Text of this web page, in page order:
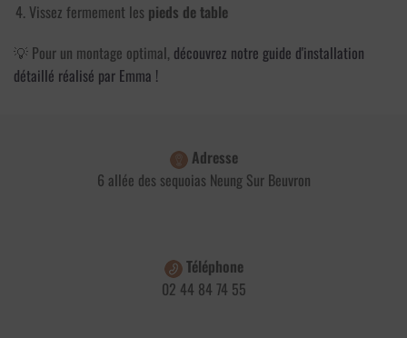
Vissez fermement les pieds de table
💡 Pour un montage optimal, découvrez notre guide d'installation
détaillé réalisé par Emma !
Adresse
6 allée des sequoias Neung Sur Beuvron
Téléphone
02 44 84 74 55